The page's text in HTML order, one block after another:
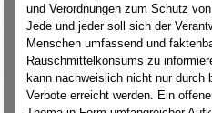
und Verordnungen zum Schutz
Jede und jeder soll sich der
Menschen umfassend und
Rauschmittelkonsums zu
kann nachweislich nicht nur durch
Verbote erreicht werden. Ein